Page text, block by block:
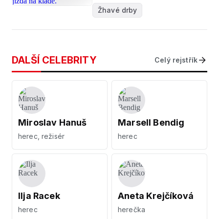
Žhavé drby
DALŠÍ CELEBRITY Celý rejstřík
Miroslav Hanuš
herec, režisér
Marsell Bendig
herec
Ilja Racek
herec
Aneta Krejčíková
herečka